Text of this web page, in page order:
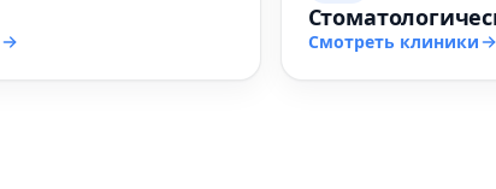
Смотреть клиники